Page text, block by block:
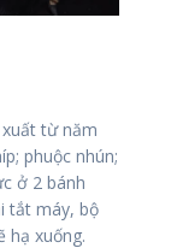
từ năm
phuộc nhún;
ở 2 bánh
tắt máy, bộ
hạ xuống.